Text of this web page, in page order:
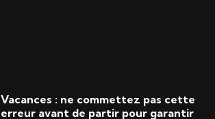
Vacances : ne commettez pas cette
erreur avant de partir pour garantir